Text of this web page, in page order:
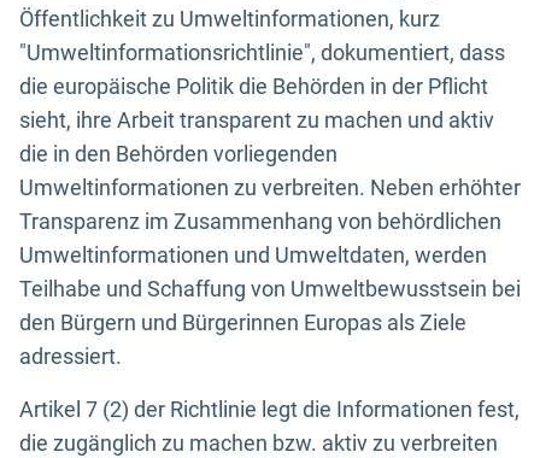
Öffentlichkeit zu Umweltinformationen, kurz
"Umweltinformationsrichtlinie", dokumentiert, dass
die europäische Politik die Behörden in der Pflicht
sieht, ihre Arbeit transparent zu machen und aktiv
die in den Behörden vorliegenden
Umweltinformationen zu verbreiten. Neben erhöhter
Transparenz im Zusammenhang von behördlichen
Umweltinformationen und Umweltdaten, werden
Teilhabe und Schaffung von Umweltbewusstsein bei
den Bürgern und Bürgerinnen Europas als Ziele
adressiert.
Artikel 7 (2) der Richtlinie legt die Informationen fest,
die zugänglich zu machen bzw. aktiv zu verbreiten